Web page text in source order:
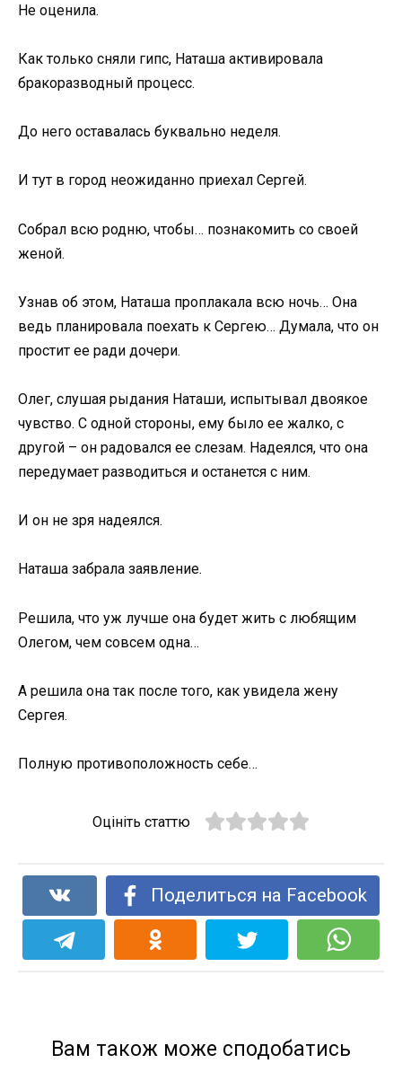
Не оценила.
Как только сняли гипс, Наташа активировала
бракоразводный процесс.
До него оставалась буквально неделя.
И тут в город неожиданно приехал Сергей.
Собрал всю родню, чтобы… познакомить со своей
женой.
Узнав об этом, Наташа проплакала всю ночь… Она
ведь планировала поехать к Сергею… Думала, что он
простит ее ради дочери.
Олег, слушая рыдания Наташи, испытывал двоякое
чувство. С одной стороны, ему было ее жалко, с
другой – он радовался ее слезам. Надеялся, что она
передумает разводиться и останется с ним.
И он не зря надеялся.
Наташа забрала заявление.
Решила, что уж лучше она будет жить с любящим
Олегом, чем совсем одна…
А решила она так после того, как увидела жену
Сергея.
Полную противоположность себе…
Оцініть статтю
Поделиться на Facebook
Вам також може сподобатись